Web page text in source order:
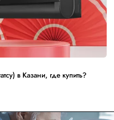
в Казани, где купить?